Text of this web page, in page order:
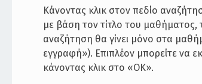
Κάνοντας κλικ στον πεδίο
με βάση τον τίτλο του μαθήματος,
αναζήτηση θα γίνει μόνο στα
εγγραφή»). Επιπλέον μπορείτε να
κάνοντας κλικ στο «ΟΚ».